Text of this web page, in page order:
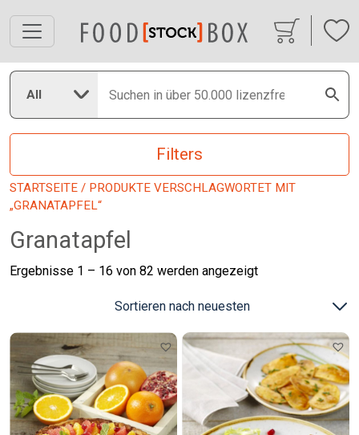
All
Filters
STARTSEITE / PRODUKTE VERSCHLAGWORTET MIT
„GRANATAPFEL“
Granatapfel
Ergebnisse 1 – 16 von 82 werden angezeigtNach